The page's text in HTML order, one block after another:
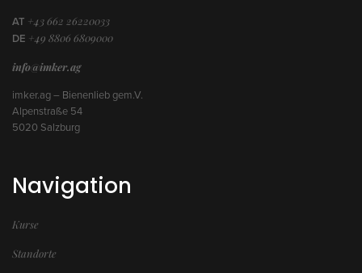
AT +43 662 26220033
DE +49 8806 6809000
info@imker.ag
imker.ag – Bienenlieb gem.V.
Alpenstraße 54
5020 Salzburg
Navigation
Kurse
Standorte